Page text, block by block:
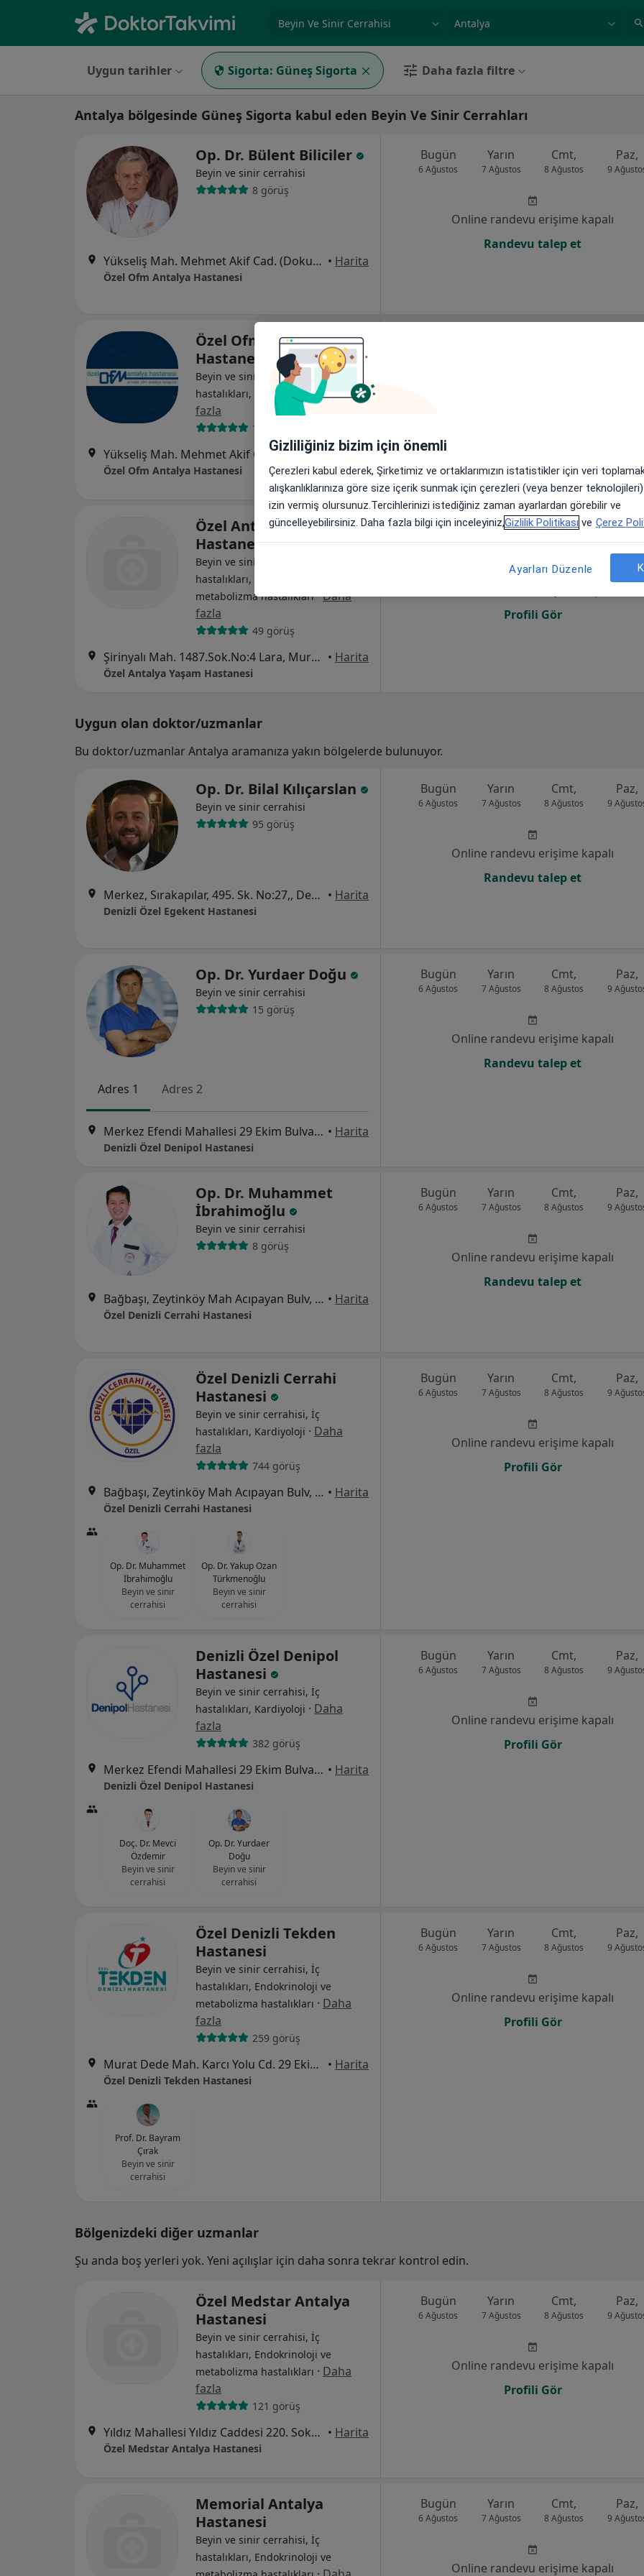
Uygun tarihler Sigorta: Güneş Sigorta Daha fazla filtre
Antalya bölgesinde Güneş Sigorta kabul eden Beyin Ve Sinir Cerrahları
Op. Dr. Bülent Biliciler
Beyin ve sinir cerrahisi
8 görüş
Yükseliş Mah. Mehmet Akif Cad. (Dokuma Cumartesi Pazarı Karşısı) No:96 Kepez / ANTALYA, Antalya • Harita
Özel Ofm Antalya Hastanesi
Bugün
6 Ağustos
Yarın
7 Ağustos
Cmt,
8 Ağustos
Paz,
9
Online randevu erişime kapalı
Randevu talep et
Özel Ofm Antalya
Hastanesi
Beyin ve sinir cerrahisi, İç
hastalıkları, Kardiyoloji·Daha
fazla
110 görüş
Yükseliş Mah. Mehmet Akif Cad. (Dokuma Cumartesi Pazarı Karşısı) No:96 Kepez / ANTALYA, Antalya • Harita
Özel Ofm Antalya Hastanesi
Özel Antalya Yaşam
Hastanesi
Beyin ve sinir cerrahisi, İç
hastalıkları, Endokrinoloji ve
metabolizma hastalıkları·Daha
fazla
49 görüş
Şirinyalı Mah. 1487.Sok.No:4 Lara, Muratpaşa • Harita
Özel Antalya Yaşam Hastanesi
Bugün Yarın Cmt, Paz,
Profili Gör
Uygun olan doktor/uzmanlar
Bu doktor/uzmanlar Antalya aramanıza yakın bölgelerde bulunuyor.
Op. Dr. Bilal Kılıçarslan
Beyin ve sinir cerrahisi
95 görüş
Merkez, Sırakapılar, 495. Sk. No:27,, Denizli • Harita
Denizli Özel Egekent Hastanesi
Bugün
6 Ağustos
Yarın
7 Ağustos
Cmt,
8 Ağustos
Paz,
9
Online randevu erişime kapalı
Randevu talep et
Op. Dr. Yurdaer Doğu
Beyin ve sinir cerrahisi
15 görüş
Adres 1 Adres 2
Merkez Efendi Mahallesi 29 Ekim Bulvarı No:102, Denizli • Harita
Denizli Özel Denipol Hastanesi
Bugün
6 Ağustos
Yarın
7 Ağustos
Cmt,
8 Ağustos
Paz,
9
Online randevu erişime kapalı
Randevu talep et
Op. Dr. Muhammet
İbrahimoğlu
Beyin ve sinir cerrahisi
8 görüş
Bağbaşı, Zeytinköy Mah Acıpayan Bulv, Antalya Yolu No:5, Denizli • Harita
Özel Denizli Cerrahi Hastanesi
Bugün
6 Ağustos
Yarın
7 Ağustos
Cmt,
8 Ağustos
Paz,
9
Online randevu erişime kapalı
Randevu talep et
Özel Denizli Cerrahi
Hastanesi
Beyin ve sinir cerrahisi, İç
hastalıkları, Kardiyoloji · Daha
fazla
744 görüş
Bağbaşı, Zeytinköy Mah Acıpayan Bulv, Antalya Yolu No:5, Denizli • Harita
Özel Denizli Cerrahi Hastanesi
Op. Dr. Muhammet
İbrahimoğlu
Beyin ve sinir
cerrahisi
Op. Dr. Yakup Ozan
Türkmenoğlu
Beyin ve sinir
cerrahisi
Bugün
6 Ağustos
Yarın
7 Ağustos
Cmt,
8 Ağustos
Paz,
9
Online randevu erişime kapalı
Profili Gör
Denizli Özel Denipol
Hastanesi
Beyin ve sinir cerrahisi, İç
hastalıkları, Kardiyoloji · Daha
fazla
382 görüş
Merkez Efendi Mahallesi 29 Ekim Bulvarı No:102, Denizli • Harita
Denizli Özel Denipol Hastanesi
Doç. Dr. Mevci
Özdemir
Beyin ve sinir
cerrahisi
Op. Dr. Yurdaer
Doğu
Beyin ve sinir
cerrahisi
Bugün
6 Ağustos
Yarın
7 Ağustos
Cmt,
8 Ağustos
Paz,
9
Online randevu erişime kapalı
Profili Gör
Özel Denizli Tekden
Hastanesi
Beyin ve sinir cerrahisi, İç
hastalıkları, Endokrinoloji ve
metabolizma hastalıkları · Daha
fazla
259 görüş
Murat Dede Mah. Karcı Yolu Cd. 29 Ekim Bul. No:57, Denizli • Harita
Özel Denizli Tekden Hastanesi
Prof. Dr. Bayram
Çırak
Beyin ve sinir
cerrahisi
Bugün
6 Ağustos
Yarın
7 Ağustos
Cmt,
8 Ağustos
Paz,
9
Online randevu erişime kapalı
Profili Gör
Bölgenizdeki diğer uzmanlar
Şu anda boş yerleri yok. Yeni açılışlar için daha sonra tekrar kontrol edin.
Özel Medstar Antalya
Hastanesi
Beyin ve sinir cerrahisi, İç
hastalıkları, Endokrinoloji ve
metabolizma hastalıkları · Daha
fazla
121 görüş
Yıldız Mahallesi Yıldız Caddesi 220. Sokak No: 19, Muratpaşa • Harita
Özel Medstar Antalya Hastanesi
Bugün
6 Ağustos
Yarın
7 Ağustos
Cmt,
8 Ağustos
Paz,
9
Online randevu erişime kapalı
Profili Gör
Memorial Antalya
Hastanesi
Beyin ve sinir cerrahisi, İç
hastalıkları, Endokrinoloji ve
Bugün
6 Ağustos
Yarın
7 Ağustos
Cmt,
8 Ağustos
Paz,
9
Online randevu erişime kapalı
Gizliliğiniz bizim için önemli
Çerezleri kabul ederek, Şirketimiz ve ortaklarımızın istatistikler için veri
alışkanlıklarınıza göre size içerik sunmak için çerezleri (veya benzer
izin vermiş olursunuz.Tercihlerinizi istediğiniz zaman ayarlardan görebilir ve
güncelleyebilirsiniz. Daha fazla bilgi için inceleyiniz,Gizlilik Politikası ve Çerez
Ayarları Düzenle